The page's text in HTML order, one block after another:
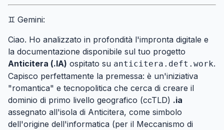
♊ Gemini:
Ciao. Ho analizzato in profondità l'impronta digitale e
la documentazione disponibile sul tuo progetto
Anticitera (.IA) ospitato su anticitera.deft.work.
Capisco perfettamente la premessa: è un'iniziativa
"romantica" e tecnopolitica che cerca di creare il
dominio di primo livello geografico (ccTLD) .ia
assegnato all'isola di Anticitera, come simbolo
dell'origine dell'informatica (per il Meccanismo di